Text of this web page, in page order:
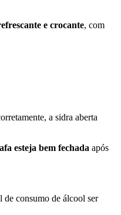
e crocante, com
a sidra aberta
esteja bem fechada após
de consumo de álcool ser